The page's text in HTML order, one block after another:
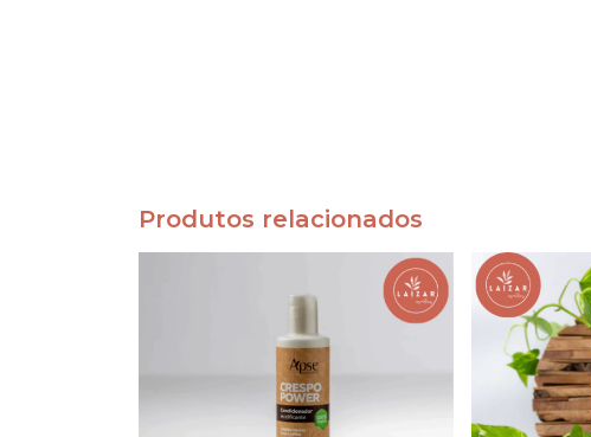
Produtos relacionados